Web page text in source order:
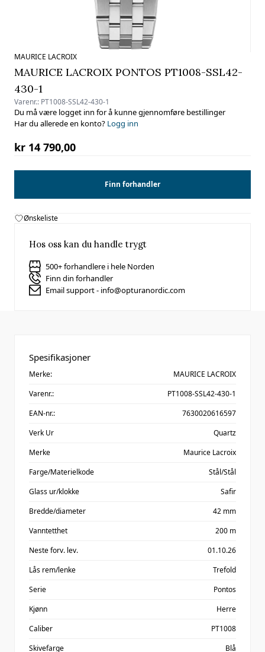
MAURICE LACROIX
MAURICE LACROIX PONTOS PT1008-SSL42-
430-1
Varenr.: PT1008-SSL42-430-1
Du må være logget inn for å kunne gjennomføre bestillinger
Har du allerede en konto? Logg inn
kr 14 790,00
Finn forhandler
Ønskeliste
Hos oss kan du handle trygt
500+ forhandlere i hele Norden
Finn din forhandler
Email support - info@opturanordic.com
Spesifikasjoner
Merke:
MAURICE LACROIX
Varenr.:
PT1008-SSL42-430-1
EAN-nr.:
7630020616597
Verk Ur
Quartz
Merke
Maurice Lacroix
Farge/Materielkode
Stål/Stål
Glass ur/klokke
Safir
Bredde/diameter
42 mm
Vanntetthet
200 m
Neste forv. lev.
01.10.26
Lås rem/lenke
Trefold
Serie
Pontos
Kjønn
Herre
Caliber
PT1008
Skivefarge
Blå